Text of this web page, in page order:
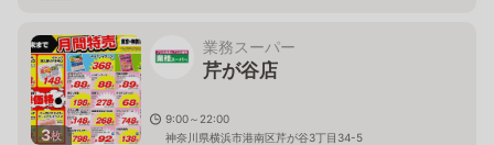
3枚
業務スーパー
芹が谷店
9:00～22:00
神奈川県横浜市港南区芹が谷3丁目34-5